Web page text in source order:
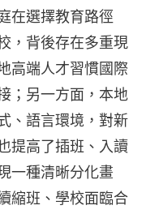
在選擇教育路徑
，背後存在多重現
高端人才習慣國際
；另一方面，本地
、語言環境，對新
提高了插班、入讀
一種清晰分化畫
縮班、學校面臨合